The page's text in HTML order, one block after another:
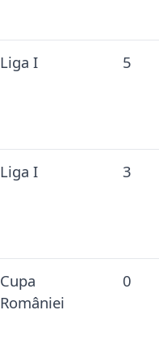
Liga I 5
Liga I 3
Cupa
României
0